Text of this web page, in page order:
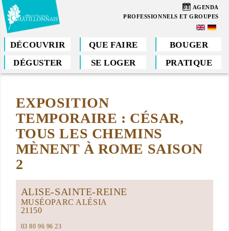
Aller
au
contenu
principal
08 AGENDA
PROFESSIONNELS ET GROUPES
DÉCOUVRIR QUE FAIRE
BOUGER
DÉGUSTER
SE LOGER PRATIQUE
Vous
EXPOSITION
TEMPORAIRE : CÉSAR,
TOUS LES CHEMINS
MÈNENT À ROME SAISON
2
ALISE-SAINTE-REINE
MUSÉOPARC ALÉSIA
21150
03 80 96 96 23